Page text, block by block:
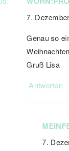
7.
Genau so
Gruß Lisa
Antworten
7.